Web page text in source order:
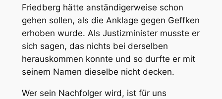
Friedberg hätte anständigerweise schon
gehen sollen, als die Anklage gegen Geffken
erhoben wurde. Als Justizminister musste er
sich sagen, das nichts bei derselben
herauskommen konnte und so durfte er mit
seinem Namen dieselbe nicht decken.
Wer sein Nachfolger wird, ist für uns